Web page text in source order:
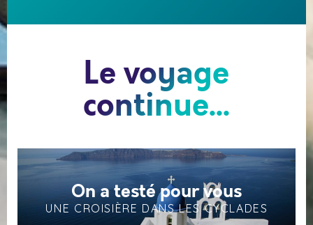
Le voyage
continue...
On a testé pour vous
UNE CROISIÈRE DANS LES CYCLADES